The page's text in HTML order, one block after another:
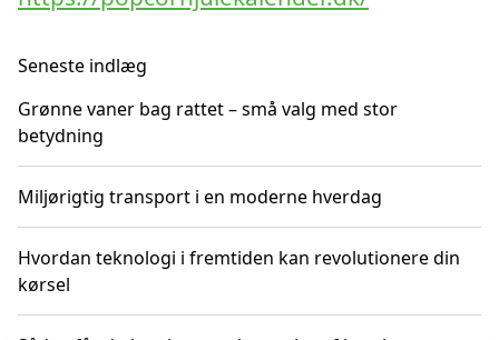
Seneste indlæg
Grønne vaner bag rattet – små valg med stor
betydning
Miljørigtig transport i en moderne hverdag
Hvordan teknologi i fremtiden kan revolutionere din
kørsel